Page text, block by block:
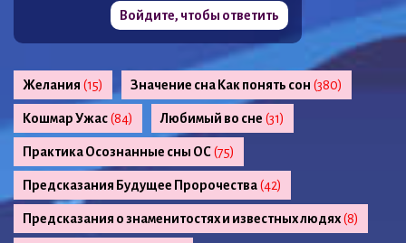
Войдите, чтобы ответить
Желания (15) Значение сна Как понять сон (380)
Кошмар Ужас(84) Любимый во сне (31)
Практика Осознанные сны ОС(75)
Предсказания Будущее Пророчества(42)
Предсказания о знаменитостях и известных людях(8)